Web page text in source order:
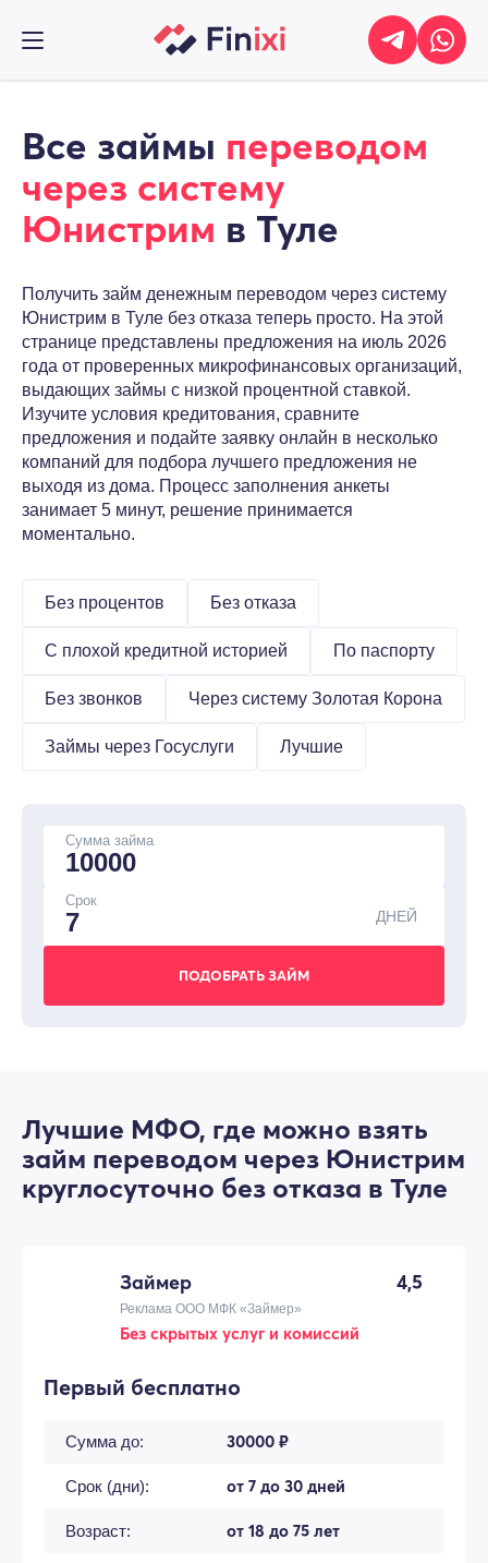
Все займы переводом
через систему
Юнистрим в Туле
Получить займ денежным переводом через систему
Юнистрим в Туле без отказа теперь просто. На этой
странице представлены предложения на июль 2026
года от проверенных микрофинансовых организаций,
выдающих займы с низкой процентной ставкой.
Изучите условия кредитования, сравните
предложения и подайте заявку онлайн в несколько
компаний для подбора лучшего предложения не
выходя из дома. Процесс заполнения анкеты
занимает 5 минут, решение принимается
моментально.
Без процентов Без отказа
С плохой кредитной историей По паспорту
Без звонков Через систему Золотая Корона
Займы через Госуслуги Лучшие
Сумма займа
Срок
ДНЕЙ
Лучшие МФО, где можно взять
займ переводом через Юнистрим
круглосуточно без отказа в Туле
Займер 4,5
Реклама ООО МФК «Займер»
Без скрытых услуг и комиссий
Первый бесплатно
Сумма до: 30000 ₽
Срок (дни): от 7 до 30 дней
Возраст: от 18 до 75 лет